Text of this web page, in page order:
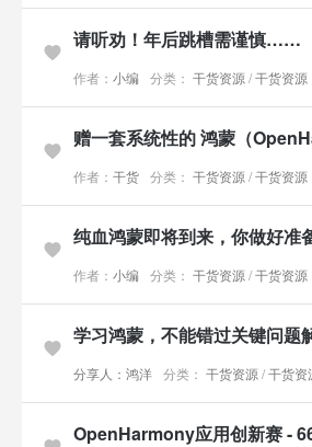
请听劝！年后跳槽需谨慎……
作者： 小编 分类： 干货资源 /干货资源
赠一套系统性的 鸿蒙（
作者： 干货 分类： 干货资源 /干货资源
纯血鸿蒙即将到来，你做好准
作者： 小编 分类： 干货资源 /干货资源
学习鸿蒙，不能错过关键问题
分享人：鸿洋 分类： 干货资源 /干货资
OpenHarmony应用创新赛 -